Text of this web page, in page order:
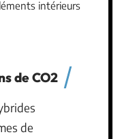
intérieurs
de CO2
de